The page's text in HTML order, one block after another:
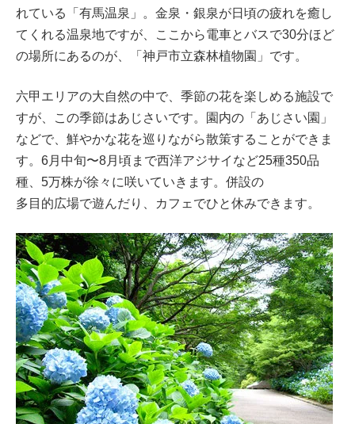
れている「有馬温泉」。金泉・銀泉が日頃の疲れを癒し
てくれる温泉地ですが、ここから電車とバスで30分ほど
の場所にあるのが、「神戸市立森林植物園」です。
六甲エリアの大自然の中で、季節の花を楽しめる施設で
すが、この季節はあじさいです。園内の「あじさい園」
などで、鮮やかな花を巡りながら散策することができま
す。6月中旬〜8月頃まで西洋アジサイなど25種350品
種、5万株が徐々に咲いていきます。併設の
多目的広場で遊んだり、カフェでひと休みできます。